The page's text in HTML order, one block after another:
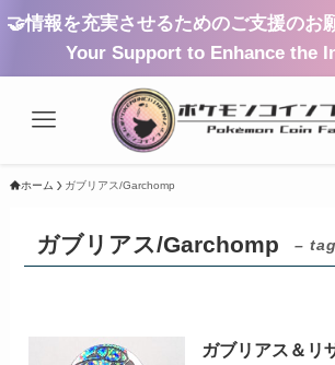
🤝情報を充実させるためのご支援のお
Your Support to Enhance the
ホーム ガブリアス/Garchomp
ガブリアス/Garchomp –
ガブリアス＆リ